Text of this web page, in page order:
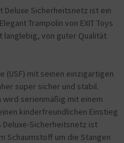
Deluxe Sicherheitsnetz ist ein
Trampolin von EXIT Toys
langlebig, von guter Qualität
(USF) mit seinen einzigartigen
super sicher und stabil.
wird serienmäßig mit einem
kinderfreundlichen Einstieg
Sicherheitsnetz ist
Schaumstoff um die Stangen